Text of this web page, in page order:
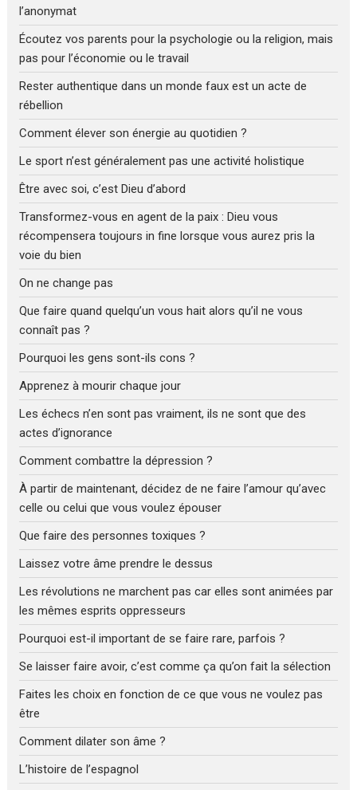
l’anonymat
Écoutez vos parents pour la psychologie ou la religion, mais
pas pour l’économie ou le travail
Rester authentique dans un monde faux est un acte de
rébellion
Comment élever son énergie au quotidien ?
Le sport n’est généralement pas une activité holistique
Être avec soi, c’est Dieu d’abord
Transformez-vous en agent de la paix : Dieu vous
récompensera toujours in fine lorsque vous aurez pris la
voie du bien
On ne change pas
Que faire quand quelqu’un vous hait alors qu’il ne vous
connaît pas ?
Pourquoi les gens sont-ils cons ?
Apprenez à mourir chaque jour
Les échecs n’en sont pas vraiment, ils ne sont que des
actes d’ignorance
Comment combattre la dépression ?
À partir de maintenant, décidez de ne faire l’amour qu’avec
celle ou celui que vous voulez épouser
Que faire des personnes toxiques ?
Laissez votre âme prendre le dessus
Les révolutions ne marchent pas car elles sont animées par
les mêmes esprits oppresseurs
Pourquoi est-il important de se faire rare, parfois ?
Se laisser faire avoir, c’est comme ça qu’on fait la sélection
Faites les choix en fonction de ce que vous ne voulez pas
être
Comment dilater son âme ?
L’histoire de l’espagnol